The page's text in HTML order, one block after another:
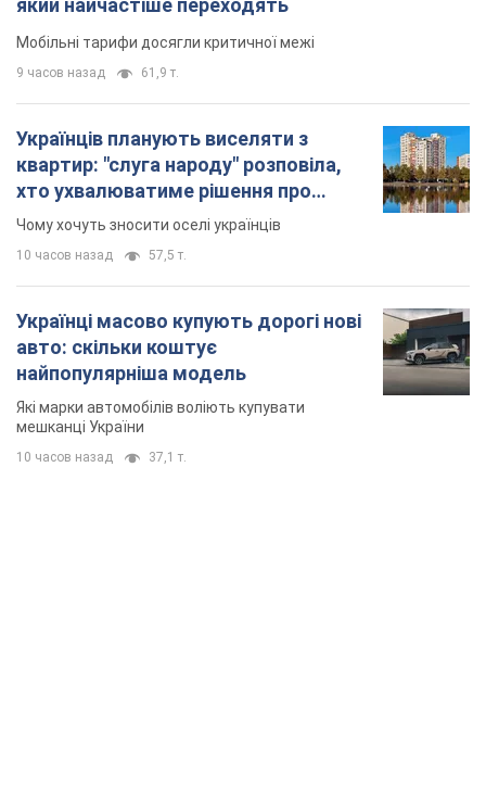
який найчастіше переходять
Мобільні тарифи досягли критичної межі
9 часов назад 61,9 т.
Українців планують виселяти з
квартир: "слуга народу" розповіла,
хто ухвалюватиме рішення про
знесення будинків
Чому хочуть зносити оселі українців
10 часов назад 57,5 т.
Українці масово купують дорогі нові
авто: скільки коштує
найпопулярніша модель
Які марки автомобілів воліють купувати
мешканці України
10 часов назад 37,1 т.